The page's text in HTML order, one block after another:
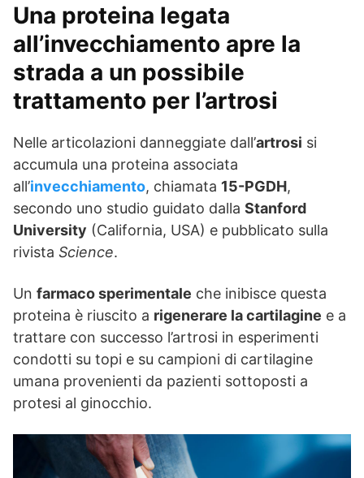
Una proteina legata
all’invecchiamento apre la
strada a un possibile
trattamento per l’artrosi
Nelle articolazioni danneggiate dall’artrosi si
accumula una proteina associata
all’invecchiamento, chiamata 15-PGDH,
secondo uno studio guidato dalla Stanford
University (California, USA) e pubblicato sulla
rivista Science.
Un farmaco sperimentale che inibisce questa
proteina è riuscito a rigenerare la cartilagine e a
trattare con successo l’artrosi in esperimenti
condotti su topi e su campioni di cartilagine
umana provenienti da pazienti sottoposti a
protesi al ginocchio.